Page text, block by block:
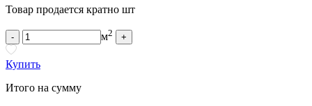
Товар продается кратно шт
- м2 +
Купить
Итого на сумму